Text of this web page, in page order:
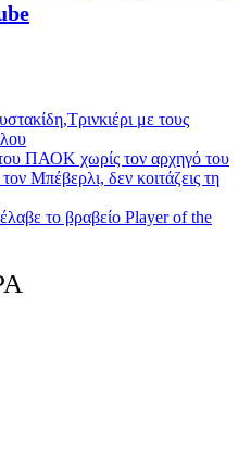
με τους
ΠΑΟΚ χωρίς τον αρχηγό του
Μπέβερλι, δεν κοιτάζεις τη
το βραβείο Player of the